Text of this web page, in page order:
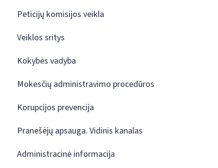
Peticijų komisijos veikla
Veiklos sritys
Kokybės vadyba
Mokesčių administravimo procedūros
Korupcijos prevencija
Pranešėjų apsauga. Vidinis kanalas
Administracinė informacija